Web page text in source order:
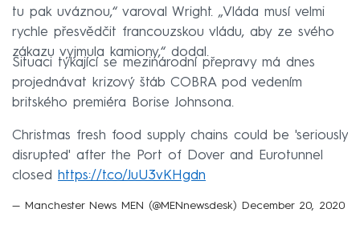
tu pak uváznou,“ varoval Wright. „Vláda musí velmi
rychle přesvědčit francouzskou vládu, aby ze svého
zákazu vyjmula kamiony,“ dodal.
Situaci týkající se mezinárodní přepravy má dnes
projednávat krizový štáb COBRA pod vedením
britského premiéra Borise Johnsona.
Christmas fresh food supply chains could be 'seriously
disrupted' after the Port of Dover and Eurotunnel
closed
https://t.co/JuU3vKHgdn
— Manchester News MEN (@MENnewsdesk) December 20, 2020